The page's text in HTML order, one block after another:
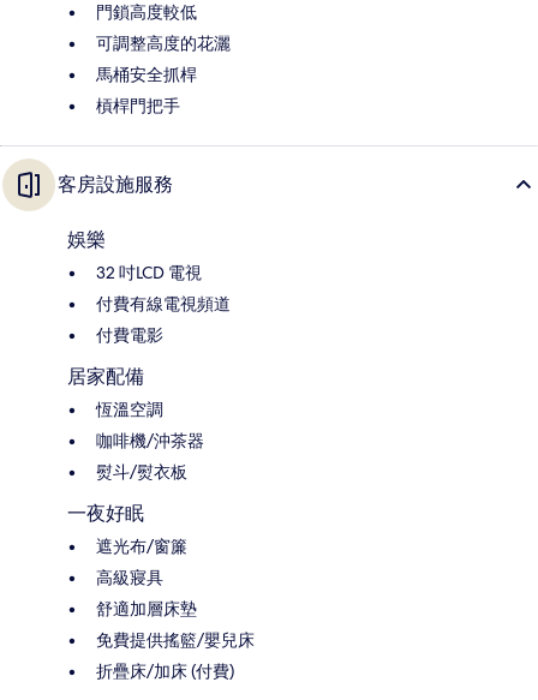
門鎖高度較低
可調整高度的花灑
馬桶安全抓桿
槓桿門把手
客房設施服務
娛樂
32 吋LCD 電視
付費有線電視頻道
付費電影
居家配備
恆溫空調
咖啡機/沖茶器
熨斗/熨衣板
一夜好眠
遮光布/窗簾
高級寢具
舒適加層床墊
免費提供搖籃/嬰兒床
折疊床/加床 (付費)